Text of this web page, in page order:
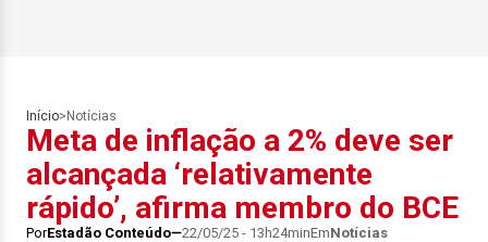
Início> Notícias
Meta de inflação a 2% deve ser
alcançada ‘relativamente
rápido’, afirma membro do BCE
PorEstadão Conteúdo 22/05/25 - 13h24minEmNotícias